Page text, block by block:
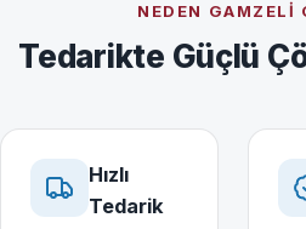
NEDEN GAMZELI
Tedarikte Güçlü
Hızlı
Tedarik